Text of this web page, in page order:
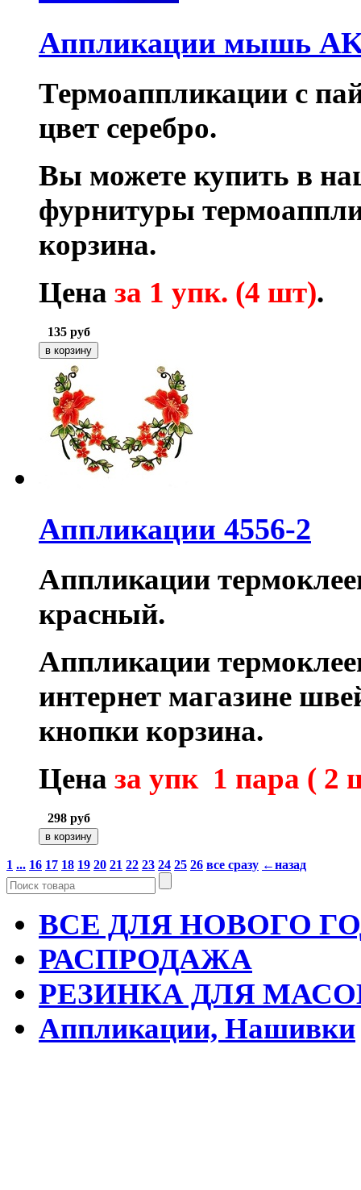
Аппликации мышь
Термоаппликации с
цвет серебро.
Вы можете купить в
фурнитуры
корзина.
Цена за 1 упк. (4 шт).
135 руб
Аппликации 4556-2
Аппликации
красный.
Аппликации
интернет магазине
кнопки корзина.
Цена за упк 1 пара ( 2
298 руб
1 ... 16 17 18 19 20 21 22 23 24 25 26 все сразу ←назад
ВСЕ ДЛЯ НОВОГО
РАСПРОДАЖА
РЕЗИНКА ДЛЯ
Аппликации, Нашивки